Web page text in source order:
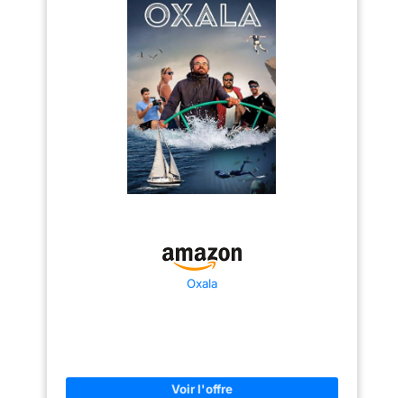
par la friction entre la corde et
la roue, ce qui vous aide à
toute sécurité Matériau:
Dispositif autobloquant pour
l'escalade est fabriqué à partir
de matériaux métalliques
hautement résistants, faciles à
utiliser et de fabrication soignée
Multifonctionnel: Descendeur
d'arrêt auto freinant convient
aux systèmes de descente en
rappel, aux interventions des
pompiers et aux travaux en
d'un mousqueton à corde
réglable pour grimper aux
arbres en toute sécurité. Livré
avec sangle de cheville
supplémentaire, ceinture
multifonctionnelle, gants.
【Confortable】: Poignets
moulés en plastique résistant
aux chocs réglables avec
rembourrage intégré pour un
confort maximal. Améliorez la
hauteur, tout le monde peut
régler entre 15,35 et 17,72
pouces (39-45 cm). La capacité
approprié pour la cueillette de
inclus】: 1 * Outils d'escalade +
Oxala